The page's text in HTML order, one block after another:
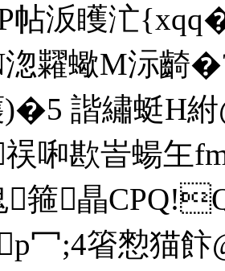
帖汳矆汒
淴糶蠍M沶齮
諧繡蜓H紨
啝歁峕蝪玍
箍瞐
;4箵愸猫飰